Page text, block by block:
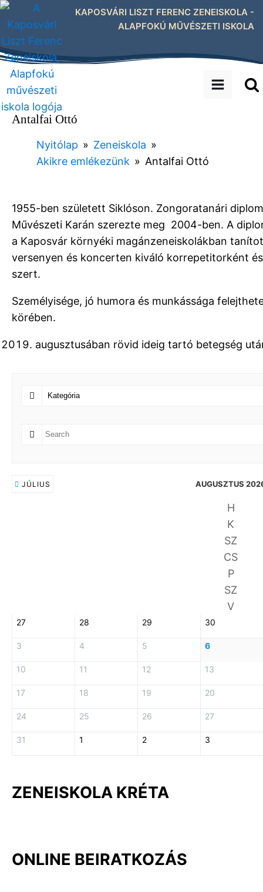
KAPOSVÁRI LISZT FERENC ZENEISKOLA -
ALAPFOKÚ MŰVÉSZETI ISKOLA
Antalfai Ottó
Nyitólap » Zeneiskola »
Akikre emlékezünk » Antalfai Ottó
1955-ben született Siklóson. Zongoratanári
Művészeti Karán szerezte meg 2004-ben. A
a Kaposvár környéki magánzeneiskolákban
versenyen és koncerten kiváló korrepetitorként
szert.
Személyisége, jó humora és munkássága
körében.
augusztusában rövid ideig tartó betegség
JÚLIUS AUGUSZTUS
H
K
SZ
CS
P
SZ
V
27 28 29 30
3 4 5 6
10 11 12 13
17 18 19 20
24 25 26 27
31 1 2 3
ZENEISKOLA KRÉTA
ONLINE BEIRATKOZÁS